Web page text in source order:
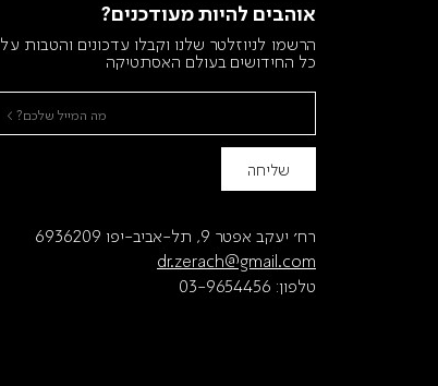
אוהבים להיות מעודכנים?
הרשמו לניוזלטר שלנו וקבלו עדכונים והטבות על
כל החידושים בעולם האסתטיקה
שליחה
רח׳ יעקב אפטר 9, תל-אביב-יפו 6936209
dr.zerach@gmail.com
טלפון: 03-9654456